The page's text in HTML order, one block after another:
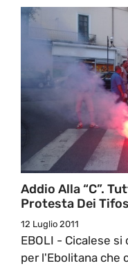
Addio Alla “C”.
Protesta Dei
12 Luglio 2011
EBOLI - Cicalese
per l'Ebolitana che